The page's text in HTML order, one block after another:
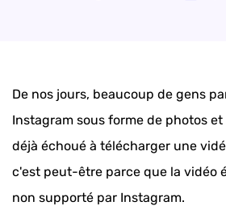
De nos jours, beaucoup de gens
Instagram sous forme de photos
déjà échoué à télécharger une
c'est peut-être parce que la vidéo
non supporté par Instagram.